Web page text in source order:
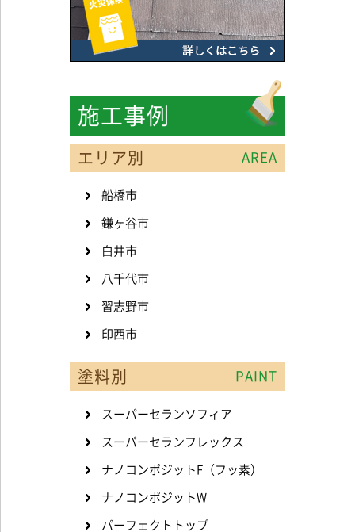
施工事例
エリア別 AREA
船橋市
鎌ヶ谷市
白井市
八千代市
習志野市
印西市
塗料別 PAINT
スーパーセランソフィア
スーパーセランフレックス
ナノコンポジットF（フッ素）
ナノコンポジットW
パーフェクトトップ